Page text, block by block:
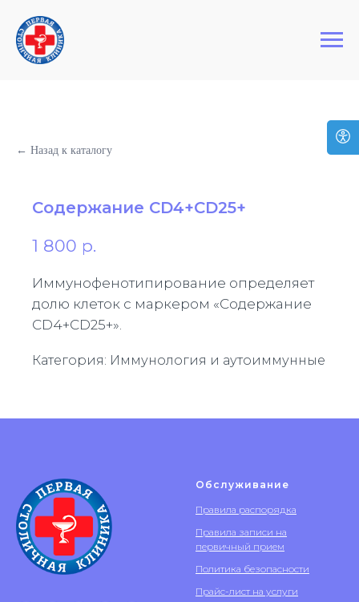
Первая Столичная Клиника
← Назад к каталогу
Содержание СD4+СD25+
1 800 р.
Иммунофенотипирование определяет
долю клеток с маркером «Содержание
СD4+СD25+».
Категория: Иммунология и аутоиммунные
Обслуживание
Правила распорядка
Правила записи на
первичный прием
Политика безопасности
Прайс-лист на услуги